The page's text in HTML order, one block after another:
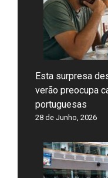
Esta surpresa
verão preocupa
portuguesas
28 de Junho, 2026